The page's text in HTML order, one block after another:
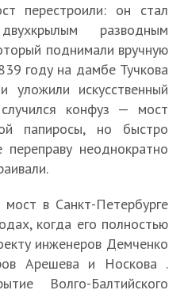
перестроили: он стал
разводным
поднимали вручную
году на дамбе Тучкова
уложили искусственный
конфуз — мост
папиросы, но быстро
переправу неоднократно
в Санкт-Петербурге
когда его полностью
инженеров Демченко
Арешева и Носкова .
Волго-Балтийского